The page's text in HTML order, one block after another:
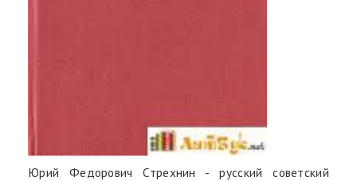
Юрий Федорович Стрехнин - русский советский